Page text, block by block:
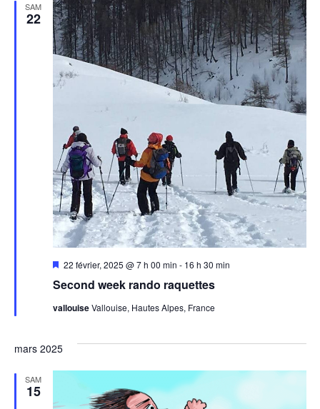
SAM
22
Second week rando raquettes
Mis
avant
22 février, 2025 @ 7 h 00 min - 16 h 30 min
vallouiseVallouise, Hautes Alpes, France
mars 2025
SAM
15